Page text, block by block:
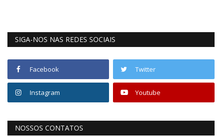
SIGA-NOS NAS REDES SOCIAIS
Facebook Twitter
Instagram Youtube
NOSSOS CONTATOS